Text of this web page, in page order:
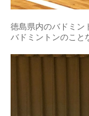
徳島県内のバドミン
バドミントンのこと